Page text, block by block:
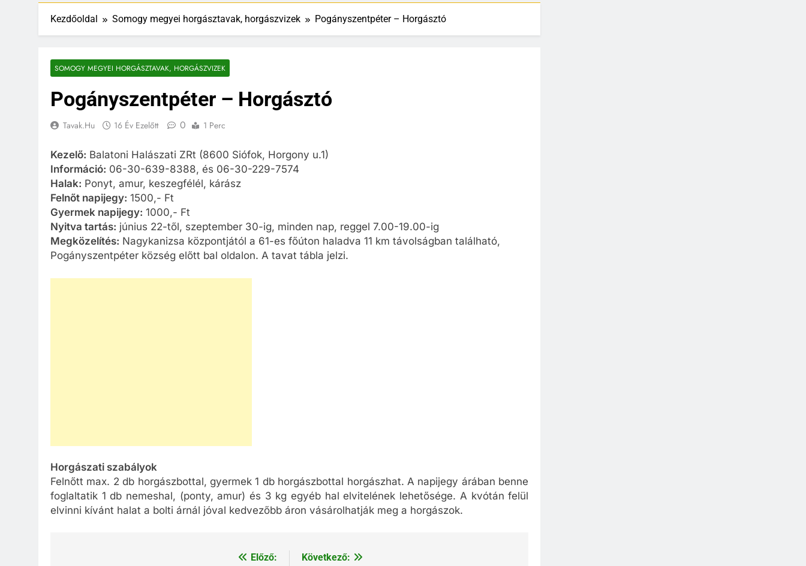
Kezdőoldal Somogy megyei horgásztavak, horgászvizek Pogányszentpéter – Horgásztó
SOMOGY MEGYEI HORGÁSZTAVAK, HORGÁSZVIZEK
Pogányszentpéter – Horgásztó
Tavak.hu 16 Év Ezelőtt 0 1 Perc
Kezelő: Balatoni Halászati ZRt (8600 Siófok, Horgony u.1)
Információ: 06-30-639-8388, és 06-30-229-7574
Halak: Ponyt, amur, keszegfélél, kárász
Felnőt napijegy: 1500,- Ft
Gyermek napijegy: 1000,- Ft
Nyitva tartás: június 22-től, szeptember 30-ig, minden nap, reggel 7.00-19.00-ig
Megközelítés: Nagykanizsa központjától a 61-es főúton haladva 11 km távolságban található,
Pogányszentpéter község előtt bal oldalon. A tavat tábla jelzi.
Horgászati szabályok
Felnőtt max. 2 db horgászbottal, gyermek 1 db horgászbottal horgászhat. A napijegy árában benne
foglaltatik 1 db nemeshal, (ponty, amur) és 3 kg egyéb hal elvitelének lehetősége. A kvótán felül
elvinni kívánt halat a bolti árnál jóval kedvezőbb áron vásárolhatják meg a horgászok.
Előző:
Következő: